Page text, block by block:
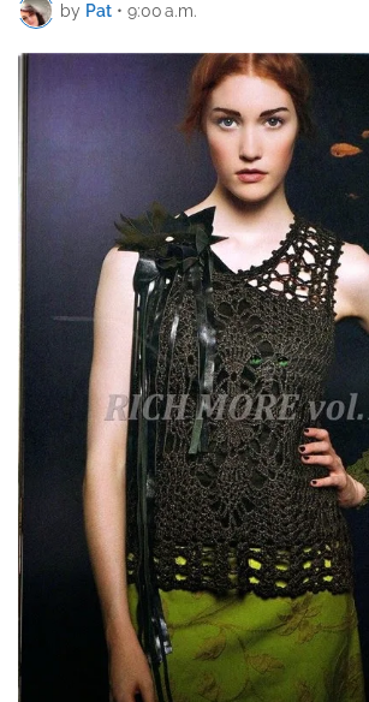
by Pat • 9:00 a.m.